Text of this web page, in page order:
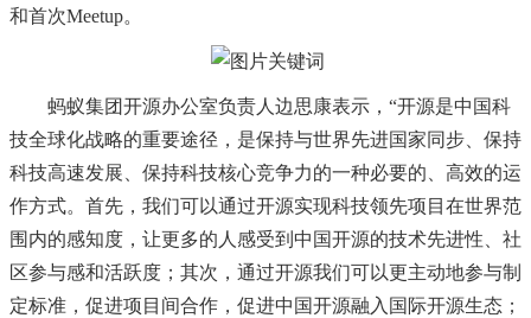
和首次Meetup。
蚂蚁集团开源办公室负责人边思康表示， “开源是中国科
技全球化战略的重要途径，是保持与世界先进国家同步、保持
科技高速发展、保持科技核心竞争力的一种必要的、高效的运
作方式。首先，我们可以通过开源实现科技领先项目在世界范
围内的感知度，让更多的人感受到中国开源的技术先进性、社
区参与感和活跃度；其次，通过开源我们可以更主动地参与制
定标准，促进项目间合作，促进中国开源融入国际开源生态；